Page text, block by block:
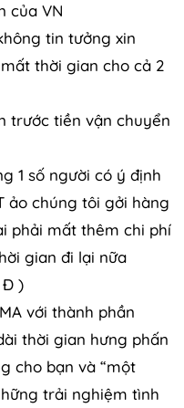
của VN
tin tưởng xin
thời gian cho cả 2
trước tiền vận chuyển
1 số người có ý định
ảo chúng tôi gởi hàng
phải mất thêm chi phí
gian đi lại nữa
Đ )
với thành phần
thời gian hưng phấn
cho bạn và “một
trải nghiệm tình